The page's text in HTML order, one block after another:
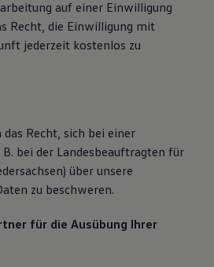
auf einer Einwilligung
Recht, die Einwilligung mit
jederzeit kostenlos zu
Recht, sich bei einer
bei der Landesbeauftragten für
über unsere
zu beschweren.
für die Ausübung Ihrer